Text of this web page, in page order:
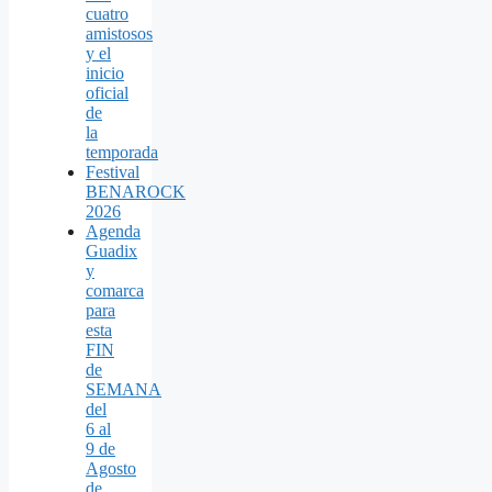
cuatro
amistosos
y el
inicio
oficial
de
la
temporada
Festival
BENAROCK
2026
Agenda
Guadix
y
comarca
para
esta
FIN
de
SEMANA
del
6 al
9 de
Agosto
de